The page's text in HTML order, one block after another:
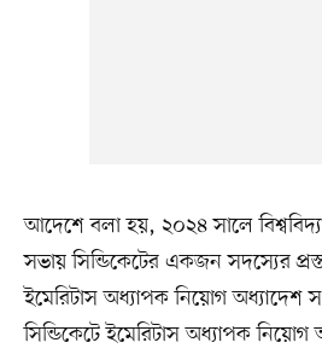
আদেশে বলা হয়, ২০২৪ সালে
সভায় সিন্ডিকেটের একজন সদস্যের
ইমেরিটাস অধ্যাপক নিয়োগ
সিন্ডিকেটে ইমেরিটাস অধ্যাপক